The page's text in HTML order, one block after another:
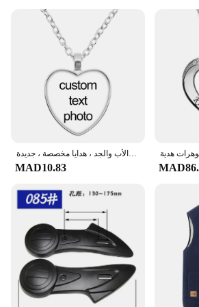
touch, making each necklace a
fashion statement. The tarnish-
of the steel mean that your
its luster and elegance over time,
timeless accessory.
**Versatility and Style**
Whether you're looking to
outfit or add a touch of
ensemble, these personalized
versatile enough to fit any
sizes available ensures that you
fit for your style, while the
options make it an excellent choice
looking to offer customizable
customers. The sets available for
easy way to create a coordinated
popular choice for those who
their wardrobe.
**Personalization and Gifting**
The شخصي مخصصة القلائد is not just a necklace;
قلادة شخصية على شكل قلب ، مجوهرات كابوشون زجاجية ، والدة الأم والأب والجد ، هدايا مخصصة ، جديدة
MAD10.83